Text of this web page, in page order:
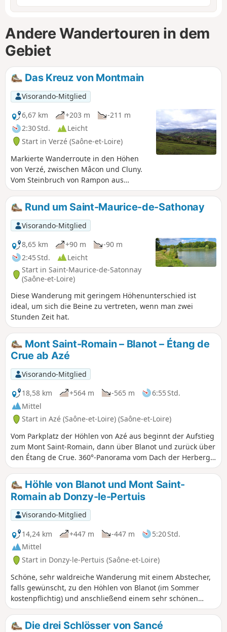
Andere Wandertouren in dem
Gebiet
Das Kreuz von Montmain
Visorando-Mitglied
6,67 km
+203 m
-211 m
2:30 Std.
Leicht
Start in Verzé (Saône-et-Loire)
Markierte Wanderroute in den Höhen
von Verzé, zwischen Mâcon und Cluny.
Vom Steinbruch von Rampon aus
durchqueren Sie die Wälder von Verzé
und steigen dann zum Croix Montmain
hinauf. Sie folgen dem Chemin des
Chevaliers (GR®) mit herrlichem Blick
auf das Val Lamartinien und das Schloss
von Berzé-le-Chatel. Auf dem Rückweg
durchqueren Sie den Weiler Les Tardys.
Die Rundwanderung endet auf einem
malerischen Weg mit Blick auf die
Weiden.
Rund um Saint-Maurice-de-Sathonay
Visorando-Mitglied
8,65 km
+90 m
-90 m
2:45 Std.
Leicht
Start in Saint-Maurice-de-Satonnay
(Saône-et-Loire)
Diese Wanderung mit geringem Höhenunterschied ist
ideal, um sich die Beine zu vertreten, wenn man zwei
Stunden Zeit hat.
Mont Saint-Romain – Blanot – Étang de
Crue ab Azé
Visorando-Mitglied
18,58 km
+564 m -565 m
6:55 Std.
Mittel
Start in Azé (Saône-et-Loire) (Saône-et-Loire)
Vom Parkplatz der Höhlen von Azé aus beginnt der Aufstieg
zum Mont Saint-Romain, dann über Blanot und zurück über
den Étang de Crue. 360°-Panorama vom Dach der Herberge
Mont Saint-Romain und schöner Ausblick vom
Orientierungstisch oberhalb der Höhlen von Azé.
Höhle von Blanot und Mont Saint-
Romain ab Donzy-le-Pertuis
Visorando-Mitglied
14,24 km
+447 m -447 m
5:20 Std.
Mittel
Start in Donzy-le-Pertuis (Saône-et-Loire)
Schöne, sehr waldreiche Wanderung mit einem Abstecher,
falls gewünscht, zu den Höhlen von Blanot (im Sommer
kostenpflichtig) und anschließend einem sehr schönen
Aussichtspunkt am Mont Saint-Romain.
Die drei Schlösser von Sancé